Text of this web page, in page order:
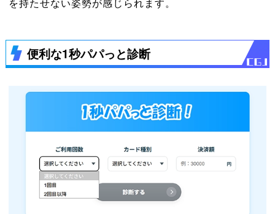
便利な1秒パパっと診断